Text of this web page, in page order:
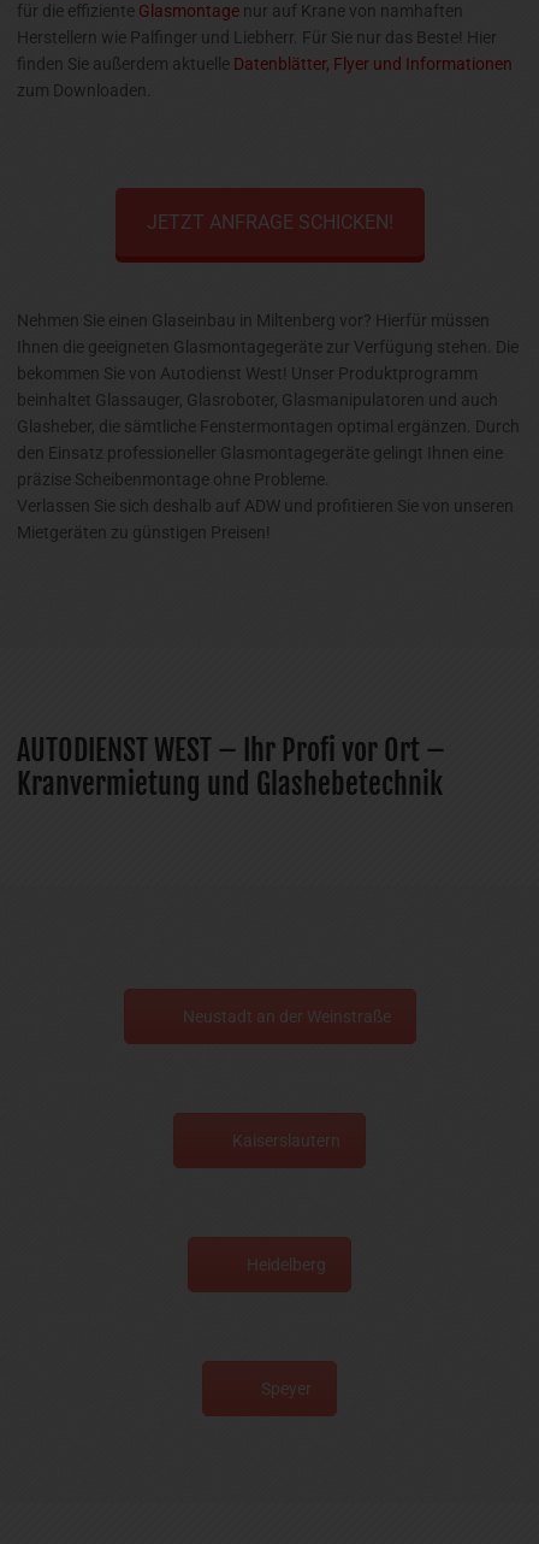
für die effiziente Glasmontage nur auf Krane von namhaften
Herstellern wie Palfinger und Liebherr. Für Sie nur das Beste! Hier
finden Sie außerdem aktuelle Datenblätter, Flyer und Informationen
zum Downloaden.
JETZT ANFRAGE SCHICKEN!
Nehmen Sie einen Glaseinbau in Miltenberg vor? Hierfür müssen
Ihnen die geeigneten Glasmontagegeräte zur Verfügung stehen. Die
bekommen Sie von Autodienst West! Unser Produktprogramm
beinhaltet Glassauger, Glasroboter, Glasmanipulatoren und auch
Glasheber, die sämtliche Fenstermontagen optimal ergänzen. Durch
den Einsatz professioneller Glasmontagegeräte gelingt Ihnen eine
präzise Scheibenmontage ohne Probleme.
Verlassen Sie sich deshalb auf ADW und profitieren Sie von unseren
Mietgeräten zu günstigen Preisen!
AUTODIENST WEST – Ihr Profi vor Ort –
Kranvermietung und Glashebetechnik
Neustadt an der Weinstraße
Kaiserslautern
Heidelberg
Speyer